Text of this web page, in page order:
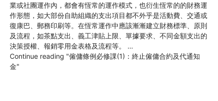
業或社團運作內，都會有恆常的運作模式，也衍生恆常的的財務運
作形態，如大部份自助組織的支出項目都不外乎是活動費、交通或
復康巴、郵務印刷等。在恆常運作中應該漸漸建立財務標準、原則
及流程，如茶點支出、義工津貼上限、單據要求、不同金額支出的
決策授權、報銷零用金表格及流程等。 …
Continue reading "僱傭條例必修課(1)：終止僱傭合約及代通知
金"